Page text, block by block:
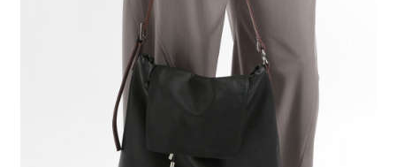
2.基於同意付款使用「大哥付你分期」之契約關係目的，商店將以您的個人
資料（包含姓名、電話或地址）提供予台灣大哥大進項蒐集、處理及利用，
由本公司與您本人進行分期帳單所需資料之確認、核對及更正。
3.完整用戶服務條款，請詳閱以下連結：
https://oppay.tw/userRule
※ 交易是否成功請以「AFTEE先享後付 」之結帳頁面顯示為準，若有關於
是否繳費成功／繳費後需取消欲退款等相關疑問，請聯繫「AFTEE先享後付
https://netprotections.freshdesk.com/support/home
１．透過由恩沛科技股份有限公司提供之「AFTEE先享後付」服務完成之交
易，需依本服務之必要範圍內提供個人資料，並將交易相關給付款項請求債
權轉讓予恩沛科技股份有限公司。
２．關於個人資料處理事宜，請瀏覽以下網址：
https://aftee.tw/terms/#terms3
３．未成年的使用者請事先徵得法定代理人或監護人之同意方可使用
每筆NT$80，滿NT$1,500(含以上)免運費
每筆NT$80，滿NT$1,500(含以上)免運費